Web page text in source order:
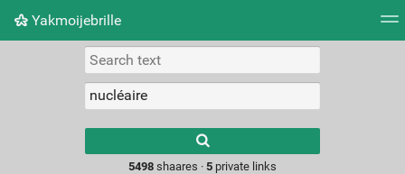
Yakmoijebrille
Picture wall
results.
5498shaares · 5private links